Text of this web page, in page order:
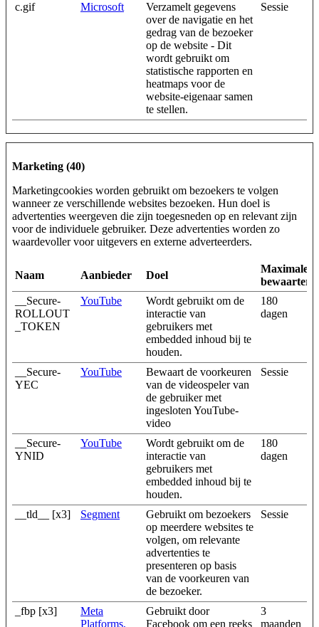
c.gif Microsoft
Verzamelt gegevens
over de navigatie en het
gedrag van de bezoeker
op de website - Dit
wordt gebruikt om
statistische rapporten en
heatmaps voor de
website-eigenaar samen
te stellen.
Sessie
Marketing (40)
Marketingcookies worden gebruikt om bezoekers te volgen
wanneer ze verschillende websites bezoeken. Hun doel is
advertenties weergeven die zijn toegesneden op en relevant zijn
voor de individuele gebruiker. Deze advertenties worden zo
waardevoller voor uitgevers en externe adverteerders.
Naam Aanbieder Doel
Maximale
__Secure-
ROLLOUT
_TOKEN
YouTube
Wordt gebruikt om de
interactie van
gebruikers met
embedded inhoud bij te
houden.
180
dagen
__Secure-
YEC
YouTube
Bewaart de voorkeuren
van de videospeler van
de gebruiker met
ingesloten YouTube-
video
Sessie
__Secure-
YNID
YouTube
Wordt gebruikt om de
interactie van
gebruikers met
embedded inhoud bij te
houden.
180
dagen
__tld__ [x3] Segment
Gebruikt om bezoekers
op meerdere websites te
volgen, om relevante
advertenties te
presenteren op basis
van de voorkeuren van
de bezoeker.
Sessie
_fbp [x3]
Meta
Platforms,
Gebruikt door
Facebook om een reeks
3
maanden